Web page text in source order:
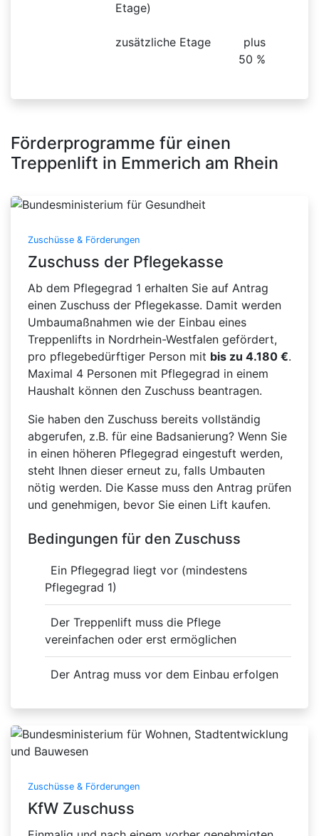
Etage)
zusätzliche Etage
plus
50 %
Förderprogramme für einen
Treppenlift in Emmerich am Rhein
Zuschüsse & Förderungen
Zuschuss der Pflegekasse
Ab dem Pflegegrad 1 erhalten Sie auf Antrag
einen Zuschuss der Pflegekasse. Damit werden
Umbaumaßnahmen wie der Einbau eines
Treppenlifts in Nordrhein-Westfalen gefördert,
pro pflegebedürftiger Person mit bis zu 4.180 €.
Maximal 4 Personen mit Pflegegrad in einem
Haushalt können den Zuschuss beantragen.
Sie haben den Zuschuss bereits vollständig
abgerufen, z.B. für eine Badsanierung? Wenn Sie
in einen höheren Pflegegrad eingestuft werden,
steht Ihnen dieser erneut zu, falls Umbauten
nötig werden. Die Kasse muss den Antrag prüfen
und genehmigen, bevor Sie einen Lift kaufen.
Bedingungen für den Zuschuss
Ein Pflegegrad liegt vor (mindestens
Pflegegrad 1)
Der Treppenlift muss die Pflege
vereinfachen oder erst ermöglichen
Der Antrag muss vor dem Einbau erfolgen
Zuschüsse & Förderungen
KfW Zuschuss